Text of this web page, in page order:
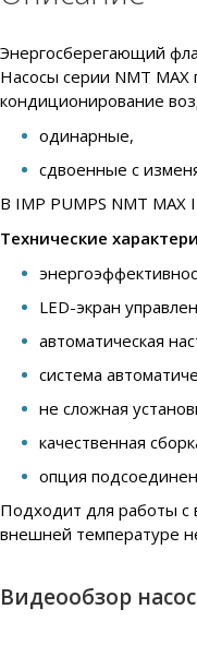
Энергосберегающий
Насосы серии NMT
кондиционирование
одинарные,
сдвоенные с
В IMP PUMPS NMT
Технические
LED-экран
автоматическая
система
не сложная
качественная
опция
Подходит для работы с
внешней температуре
Видеообзор